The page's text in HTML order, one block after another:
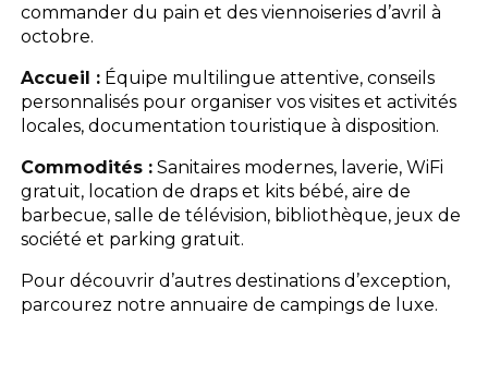
commander du pain et des viennoiseries d’avril à
octobre.
Accueil : Équipe multilingue attentive, conseils
personnalisés pour organiser vos visites et activités
locales, documentation touristique à disposition.
Commodités : Sanitaires modernes, laverie, WiFi
gratuit, location de draps et kits bébé, aire de
barbecue, salle de télévision, bibliothèque, jeux de
société et parking gratuit.
Pour découvrir d’autres destinations d’exception,
parcourez notre annuaire de campings de luxe.